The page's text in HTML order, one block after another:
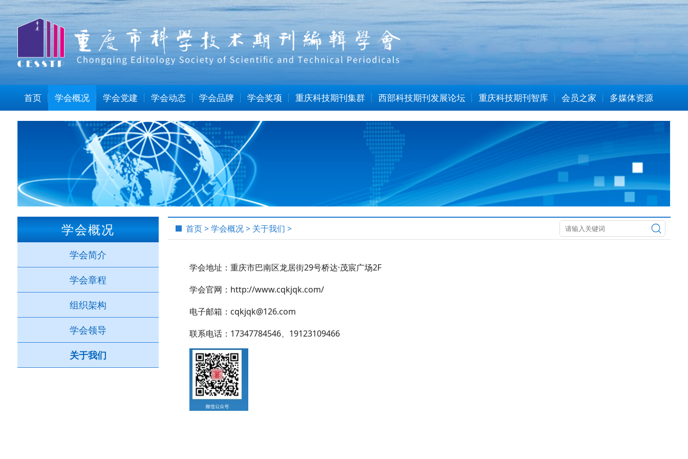
首页 学会概况 学会党建 学会动态 学会品牌 学会奖项 重庆科技期刊集群 西部科技期刊发展论坛 重庆科技期刊智库 会员之家 多媒体资源
学会概况
学会简介
学会章程
组织架构
学会领导
关于我们
当
首页>学会概况> 关于我们 >
学会地址：重庆市巴南区龙居街29号桥达·茂宸广场2F
学会官网：http://www.cqkjqk.com/
电子邮箱：cqkjqk@126.com
联系电话：17347784546、19123109466